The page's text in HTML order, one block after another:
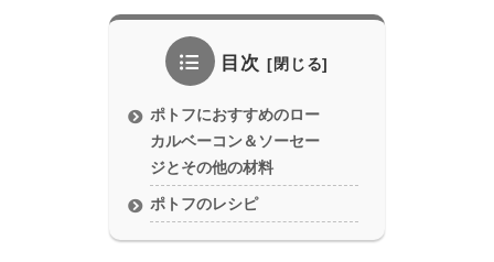
目次
ポトフにおすすめのロー
カルベーコン＆ソーセー
ジとその他の材料
ポトフのレシピ